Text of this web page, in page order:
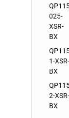
025-
XSR-
BX
1-XSR-
BX
2-XSR-
BX